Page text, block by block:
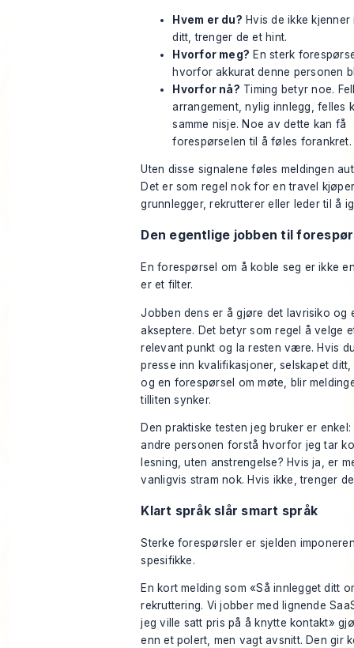
Hvem er du? Hvis de ikke
ditt, trenger de et hint.
Hvorfor meg? En sterk
hvorfor akkurat denne personen
Hvorfor nå? Timing betyr noe.
arrangement, nylig innlegg, felles
samme nisje. Noe av dette kan få
forespørselen til å føles forankret.
Uten disse signalene føles meldingen
Det er som regel nok for en travel
grunnlegger, rekrutterer eller leder til å
Den egentlige jobben til
En forespørsel om å koble seg er ikke
er et filter.
Jobben dens er å gjøre det lavrisiko og
akseptere. Det betyr som regel å velge
relevant punkt og la resten være. Hvis
presse inn kvalifikasjoner, selskapet
og en forespørsel om møte, blir
tilliten synker.
Den praktiske testen jeg bruker er enkel:
andre personen forstå hvorfor jeg tar
lesning, uten anstrengelse? Hvis ja, er
vanligvis stram nok. Hvis ikke, trenger
Klart språk slår smart språk
Sterke forespørsler er sjelden
spesifikke.
En kort melding som «Så innlegget ditt
rekruttering. Vi jobber med lignende
jeg ville satt pris på å knytte kontakt»
enn et polert, men vagt avsnitt. Den gir